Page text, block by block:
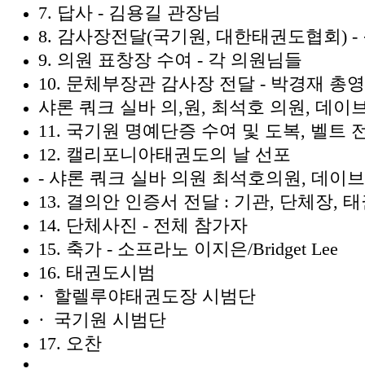
7. 답사 - 김용길 관장님
8. 감사장전달(국기원, 대한태권도협회 ) -
9. 의원 표창장 수여 - 각 의원님들
10. 문체부장관 감사장 전달 - 박경재 총
샤론 쿼크 실바 의 ,원, 최석호 의원, 데이
11. 국기원 명예단증 수여 및 도복, 벨트
12. 캘리포니아태권도의 날 선포
- 샤론 쿼크 실바 의원 최석호의원, 데이
13. 결의안 인증서 전달 : 기관, 단체장,
14. 단체사진 - 전체 참가자
15. 축가 - 소프라노 이지은/Bridget Lee
16. 태권도시범
· 할렐루야태권도장 시범단
· 국기원 시범단
17. 오찬